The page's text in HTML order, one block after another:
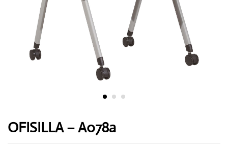
OFISILLA – A078a